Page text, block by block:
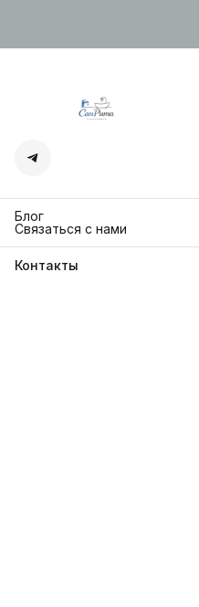
Блог
Связаться с нами
Контакты